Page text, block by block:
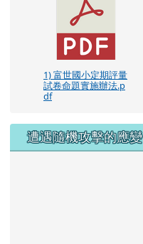
1) 富世國小定期評量
試卷命題實施辦法.p
df
遭遇隨機攻擊的應變